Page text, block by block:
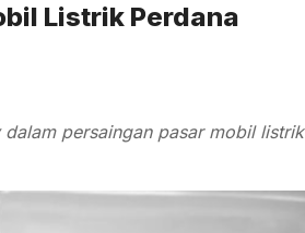
Listrik Perdana
persaingan pasar mobil listrik